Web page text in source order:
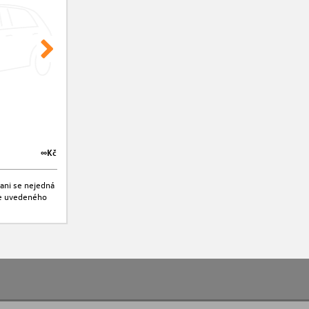
∞Kč
se nejedná
uvedeného